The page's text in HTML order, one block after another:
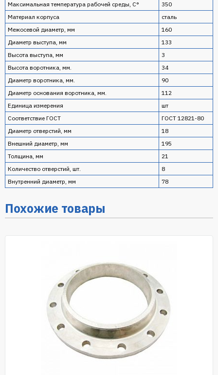
Максимальная температура рабочей среды, С°
350
Материал корпуса
сталь
Межосевой диаметр, мм
160
Диаметр выступа, мм
133
Высота выступа, мм
3
Высота воротника, мм.
34
Диаметр воротника, мм.
90
Диаметр основания воротника, мм.
112
Единица измерения
шт
Соответствие ГОСТ
ГОСТ 12821-80
Диаметр отверстий, мм
18
Внешний диаметр, мм
195
Толщина, мм
21
Количество отверстий, шт.
8
Внутренний диаметр, мм
78
Похожие товары